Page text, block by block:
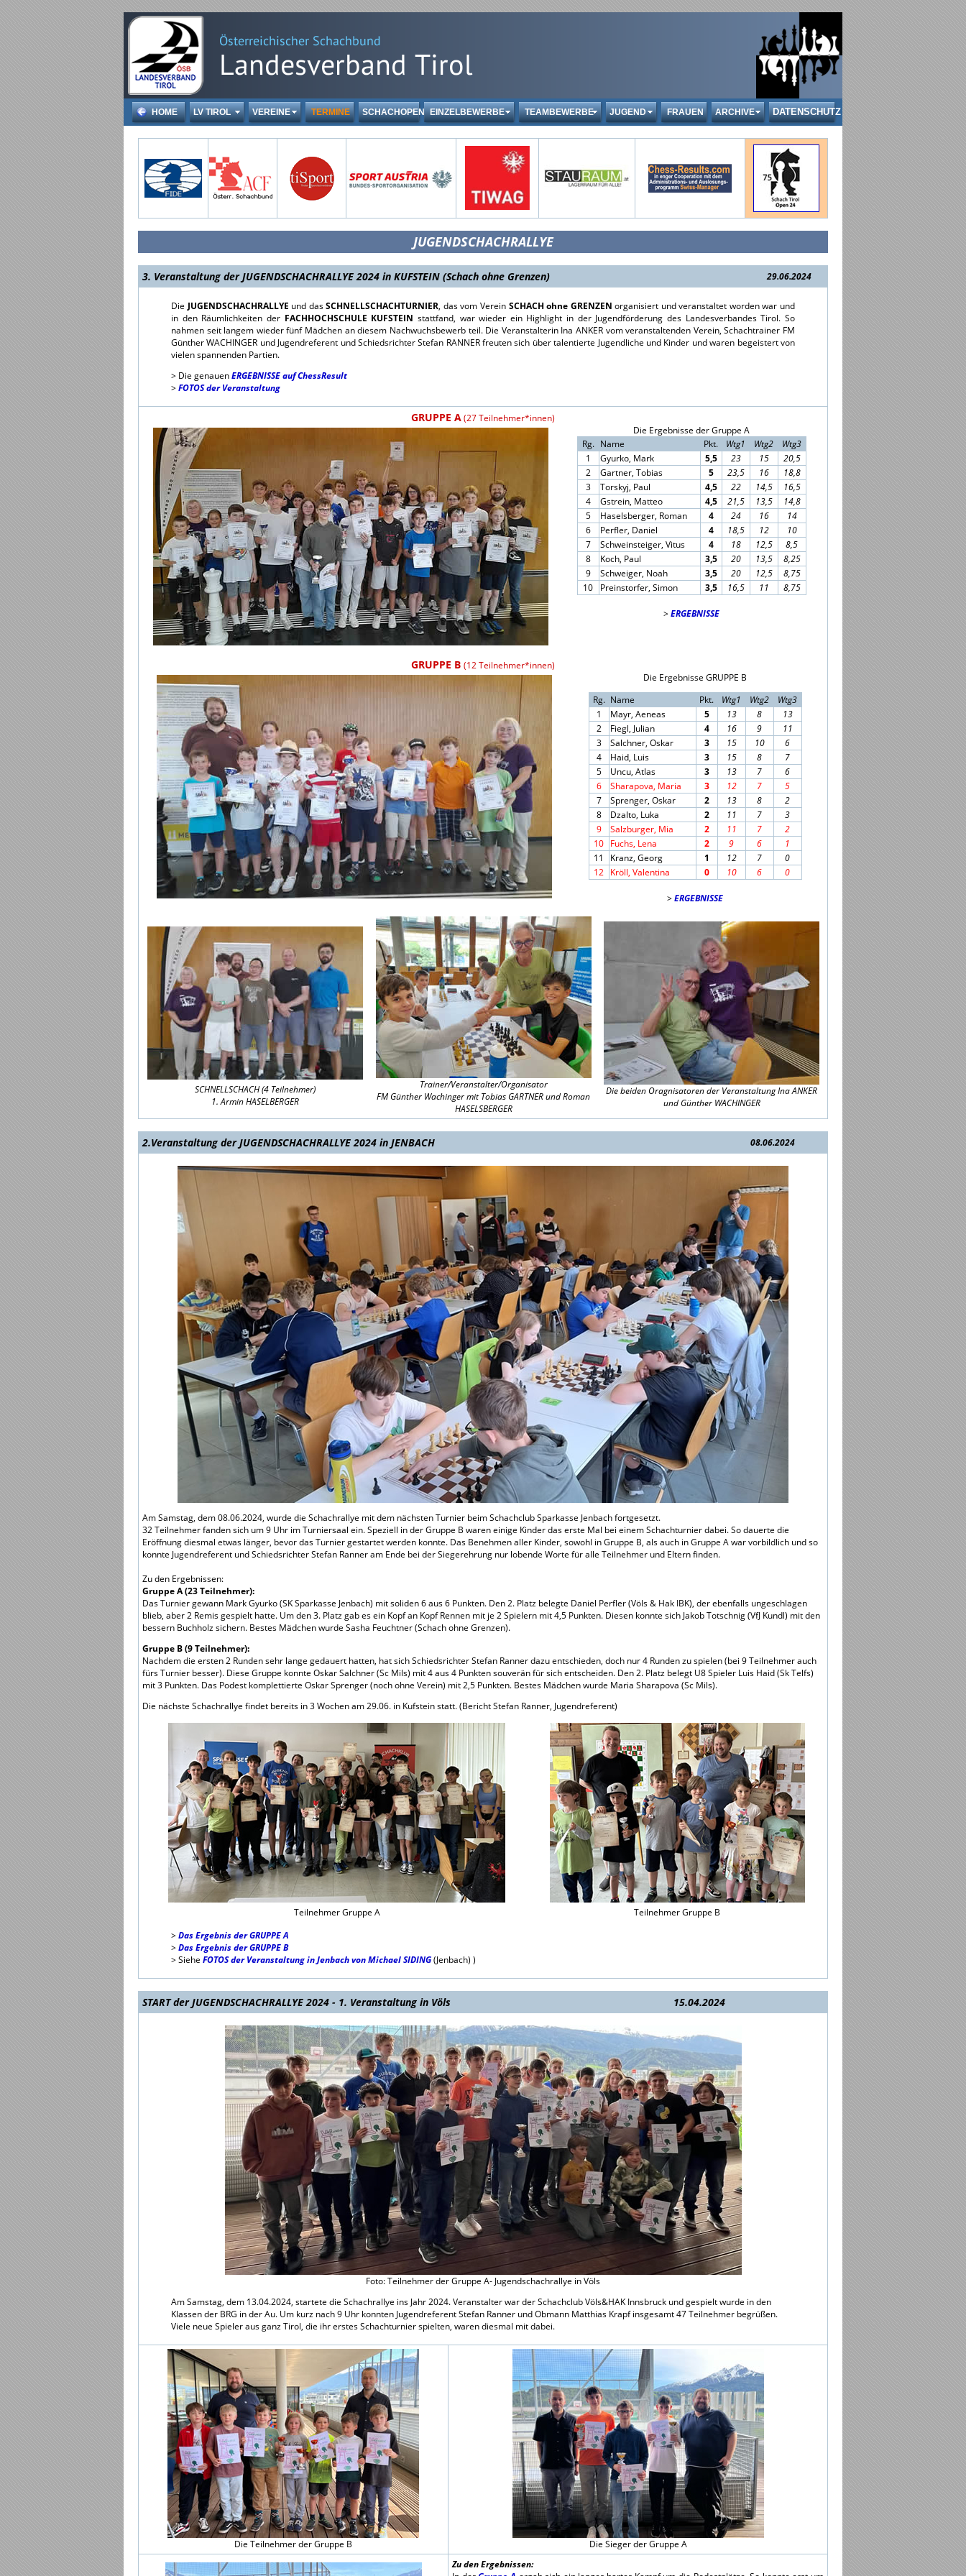
HOME LV TIROL VEREINE TERMINE SCHACHOPEN EINZELBEWERBE TEAMBEWERBE JUGEND FRAUEN ARCHIVE DATENSCHUTZ
JUGENDSCHACHRALLYE
3. Veranstaltung der JUGENDSCHACHRALLYE 2024 in KUFSTEIN (Schach ohne Grenzen) 29.06.2024
Die JUGENDSCHACHRALLYE und dasSCHNELLSCHACHTURNIER, das vom VereinSCHACH ohne GRENZEN organisiert und veranstaltet worden war und
in den Räumlichkeiten der FACHHOCHSCHULE KUFSTEIN stattfand, war wieder ein Highlight in der Jugendförderung des Landesverbandes Tirol.So
nahmen seit langem wieder fünf Mädchen an diesem Nachwuchsbewerb teil. Die Veranstalterin Ina ANKER vom veranstaltenden Verein, Schachtrainer FM
Günther WACHINGER und Jugendreferent und Schiedsrichter Stefan RANNER freuten sich über talentierte Jugendliche und Kinder und waren begeistert von
vielen spannenden Partien.
> Die genauenERGEBNISSE auf ChessResult
>FOTOS der Veranstaltung
GRUPPE A(27 Teilnehmer*innen)
Die Ergebnisse der Gruppe A
Rg. Name Pkt. Wtg1 Wtg2
Wtg3
1
Gyurko, Mark 5,5 23 15
20,5
2
Gartner, Tobias 5 23,5 16
18,8
3
Torskyj, Paul 4,5 22 14,5
16,5
4
Gstrein, Matteo 4,5 21,5 13,5
14,8
5
Haselsberger, Roman 4 24 16
14
6
Perfler, Daniel 4 18,5 12
10
7
Schweinsteiger, Vitus 4 18 12,5
8,5
8
Koch, Paul 3,5 20 13,5
8,25
9
Schweiger, Noah 3,5 20 12,5
8,75
10
Preinstorfer, Simon 3,5 16,5 11 8,75
>ERGEBNISSE
GRUPPE B (12 Teilnehmer*innen)
Die Ergebnisse GRUPPE B
Rg. Name Pkt. Wtg1 Wtg2
Wtg3
1
Mayr, Aeneas 5 13 8
13
2
Fiegl, Julian 4 16 9
11
3
Salchner, Oskar 3 15 10
6
4
Haid, Luis 3 15 8
7
5
Uncu, Atlas 3 13 7
6
6
Sharapova, Maria 3 12 7
5
7
Sprenger, Oskar 2 13 8
2
8
Dzalto, Luka 2 11 7
3
9
Salzburger, Mia 2 11 7
2
10 Fuchs, Lena 2 9 6
1
11
Kranz, Georg 1 12 7
0
12 Kröll, Valentina 0 10 6 0
>ERGEBNISSE
SCHNELLSCHACH (4 Teilnehmer)
1. Armin HASELBERGER
Trainer/Veranstalter/Organisator
FM Günther Wachinger mit Tobias GARTNER und Roman
HASELSBERGER
Die beiden Oragnisatoren der Veranstaltung Ina ANKER
und Günther WACHINGER
2.Veranstaltung der JUGENDSCHACHRALLYE 2024 in JENBACH 08.06.2024
Am Samstag, dem 08.06.2024, wurde die Schachrallye mit dem nächsten Turnier beim Schachclub Sparkasse Jenbach fortgesetzt.
32 Teilnehmer fanden sich um 9 Uhr im Turniersaal ein. Speziell in der Gruppe B waren einige Kinder das erste Mal bei einem Schachturnier dabei. So dauerte die
Eröffnung diesmal etwas länger, bevor das Turnier gestartet werden konnte. Das Benehmen aller Kinder, sowohl in Gruppe B, als auch in Gruppe A war vorbildlich und so
konnte Jugendreferent und Schiedsrichter Stefan Ranner am Ende bei der Siegerehrung nur lobende Worte für alle Teilnehmer und Eltern finden.
Zu den Ergebnissen:
Gruppe A (23 Teilnehmer):
Das Turnier gewann Mark Gyurko (SK Sparkasse Jenbach) mit soliden 6 aus 6 Punkten. Den 2. Platz belegte Daniel Perfler (Völs & Hak IBK), der ebenfalls ungeschlagen
blieb, aber 2 Remis gespielt hatte. Um den 3. Platz gab es ein Kopf an Kopf Rennen mit je 2 Spielern mit 4,5 Punkten. Diesen konnte sich Jakob Totschnig (VfJ Kundl) mit den
bessern Buchholz sichern. Bestes Mädchen wurde Sasha Feuchtner (Schach ohne Grenzen).
Gruppe B (9 Teilnehmer):
Nachdem die ersten 2 Runden sehr lange gedauert hatten, hat sich Schiedsrichter Stefan Ranner dazu entschieden, doch nur 4 Runden zu spielen (bei 9 Teilnehmer auch
fürs Turnier besser). Diese Gruppe konnte Oskar Salchner (Sc Mils) mit 4 aus 4 Punkten souverän für sich entscheiden. Den 2. Platz belegt U8 Spieler Luis Haid (Sk Telfs)
mit 3 Punkten. Das Podest komplettierte Oskar Sprenger (noch ohne Verein) mit 2,5 Punkten. Bestes Mädchen wurde Maria Sharapova (Sc Mils).
Die nächste Schachrallye findet bereits in 3 Wochen am 29.06. in Kufstein statt. (Bericht Stefan Ranner, Jugendreferent)
Teilnehmer Gruppe A
Teilnehmer Gruppe B
>Das Ergebnis der GRUPPE A
>Das Ergebnis der GRUPPE B
> Siehe FOTOS der Veranstaltung in Jenbach von Michael SIDING(Jenbach) )
START der JUGENDSCHACHRALLYE 2024 - 1. Veranstaltung in Völs 15.04.2024
Foto: Teilnehmer der Gruppe A- Jugendschachrallye in Völs
Am Samstag, dem 13.04.2024, startete die Schachrallye ins Jahr 2024. Veranstalter war der Schachclub Völs&HAK Innsbruck und gespielt wurde in den
Klassen der BRG in der Au. Um kurz nach 9 Uhr konnten Jugendreferent Stefan Ranner und Obmann Matthias Krapf insgesamt 47 Teilnehmer begrüßen.
Viele neue Spieler aus ganz Tirol, die ihr erstes Schachturnier spielten, waren diesmal mit dabei.
Die Teilnehmer der Gruppe B
Die Sieger der Gruppe A
Zu den Ergebnissen: